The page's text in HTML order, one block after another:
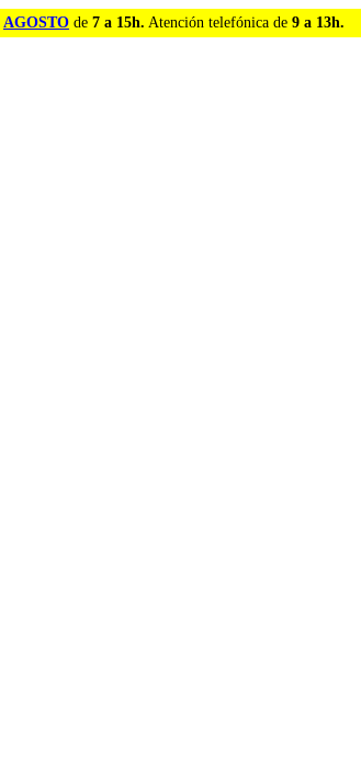
AGOSTO de 7 a 15h. Atención telefónica de 9 a 13h.